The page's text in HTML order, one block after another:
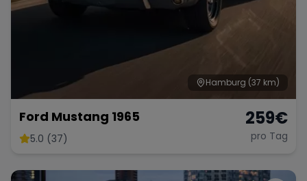
Hamburg (37 km)
Ford Mustang 1965
5.0 (37)
259€
pro Tag